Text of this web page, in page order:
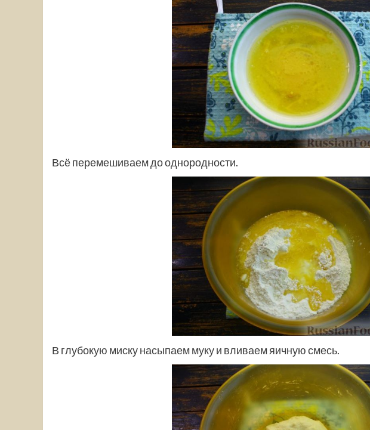
Всё перемешиваем до однородности.
В глубокую миску насыпаем муку и вливаем яичную смесь.